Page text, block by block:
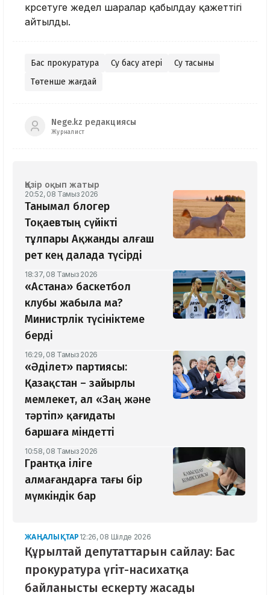
көрсетуге жедел шаралар қабылдау қажеттігі
айтылды.
Бас прокуратура Су басу қатері
Су тасқыны
Төтенше жағдай
Nege.kz редакциясы
Журналист
Қазір оқып жатыр
20:52, 08 Тамыз 2026
Танымал блогер
Тоқаевтың сүйікті
тұлпары Ақжанды алғаш
рет кең далада түсірді
18:37, 08 Тамыз 2026
«Астана» баскетбол
клубы жабыла ма?
Министрлік түсініктеме
берді
16:29, 08 Тамыз 2026
«Әділет» партиясы:
Қазақстан – зайырлы
мемлекет, ал «Заң және
тәртіп» қағидаты
баршаға міндетті
10:58, 08 Тамыз 2026
Грантқа іліге
алмағандарға тағы бір
мүмкіндік бар
ЖАҢАЛЫҚТАР 12:26, 08 Шілде 2026
Құрылтай депутаттарын сайлау: Бас
прокуратура үгіт-насихатқа
байланысты ескерту жасады